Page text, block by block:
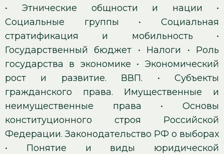
• Этнические общности и нации •
Социальные группы •Социальная
стратификация и мобильность •
Государственный бюджет • Налоги • Роль
государства в экономике • Экономический
рост и развитие. ВВП. •Субъекты
гражданского права. Имущественные и
неимущественные права •Основы
конституционного строя Российской
Федерации. Законодательство РФ о выборах
• Понятие и виды юридической